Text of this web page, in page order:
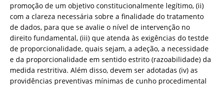
promoção de um objetivo constitucionalmente legítimo, (ii)
com a clareza necessária sobre a finalidade do tratamento
de dados, para que se avalie o nível de intervenção no
direito fundamental, (iii) que atenda às exigências do testde
de proporcionalidade, quais sejam, a adeção, a necessidade
e da proporcionalidade em sentido estrito (razoabilidade) da
medida restritiva. Além disso, devem ser adotadas (iv) as
providências preventivas mínimas de cunho procedimental